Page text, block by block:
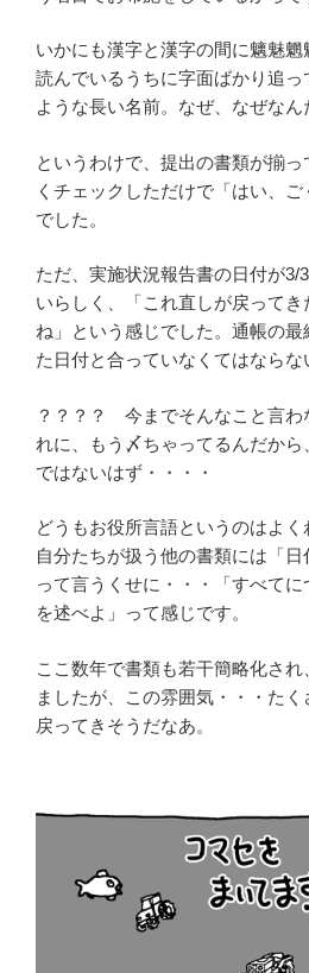
いかにも漢字と漢字の間に魑魅魍
読んでいるうちに字面ばかり追っ
ような長い名前。なぜ、なぜなん
というわけで、提出の書類が揃
くチェックしただけで「はい、
でした。
ただ、実施状況報告書の日付が3/
いらしく、「これ直しが戻って
ね」という感じでした。通帳の
た日付と合っていなくてはならな
？？？？ 今までそんなこと言
れに、もう〆ちゃってるんだか
ではないはず・・・・
どうもお役所言語というのはよ
自分たちが扱う他の書類には「日
って言うくせに・・・「すべて
を述べよ」って感じです。
ここ数年で書類も若干簡略化さ
ましたが、この雰囲気・・・た
戻ってきそうだなあ。